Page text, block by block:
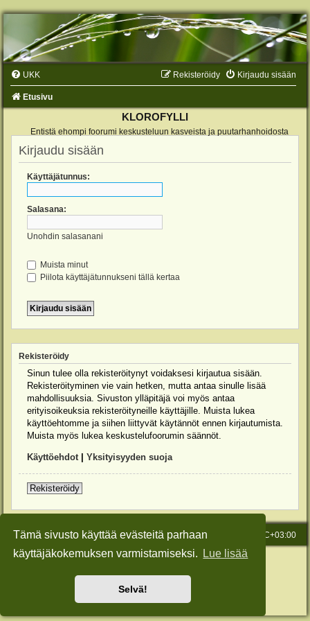
Tämä sivusto käyttää evästeitä parhaan
käyttäjäkokemuksen varmistamiseksi.
Lue lisää
Selvä!
UKK Kirjaudu sisään
Rekisteröidy
Etusivu
KLOROFYLLI
Entistä ehompi foorumi keskusteluun kasveista ja puutarhanhoidosta
Kirjaudu sisään
Käyttäjätunnus:
Salasana:
Unohdin salasanani
Muista minut
Piilota käyttäjätunnukseni tällä kertaa
Rekisteröidy
Sinun tulee olla rekisteröitynyt voidaksesi kirjautua sisään.
Rekisteröityminen vie vain hetken, mutta antaa sinulle lisää
mahdollisuuksia. Sivuston ylläpitäjä voi myös antaa
erityisoikeuksia rekisteröityneille käyttäjille. Muista lukea
käyttöehtomme ja siihen liittyvät käytännöt ennen kirjautumista.
Muista myös lukea keskustelufoorumin säännöt.
Käyttöehdot| Yksityisyyden suoja
Rekisteröidy
Etusivu Kaikki ajat ovat UTC+03:00
Viesti Ylläpidolle
Keskustelufoorumin ohjelmistophpBB® Forum Software © phpBB Limited